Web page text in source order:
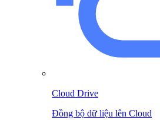
Cloud Drive
Đồng bộ dữ liệu lên Cloud